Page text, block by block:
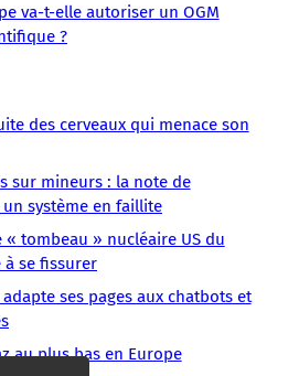
va-t-elle autoriser un OGM
?
des cerveaux qui menace son
sur mineurs : la note de
système en faillite
« tombeau » nucléaire US du
à se fissurer
ses pages aux chatbots et
au plus bas en Europe